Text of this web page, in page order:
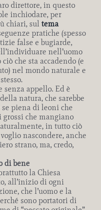
direttore, in questo
inchiodare, per
chiari, sul tema
pratiche (spesso
false e bugiarde,
nell’uomo
che sta accadendo (e
nel mondo naturale e
senza appello. Ed è
natura, che sarebbe
se piena di leoni che
grossi che mangiano
in tutto ciò
nascondere, anche
strano, ma, credo,
di bene
la Chiesa
all’inizio di ogni
che l’uomo e la
sono portatori di